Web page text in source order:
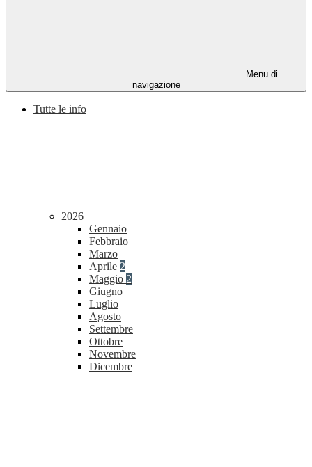
Menu di
navigazione
Tutte le info
2026
Gennaio
Febbraio
Marzo
Aprile 2
Maggio 2
Giugno
Luglio
Agosto
Settembre
Ottobre
Novembre
Dicembre